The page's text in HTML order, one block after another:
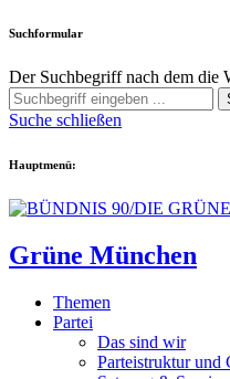
Suchformular
Der Suchbegriff nach dem die
Suche schließen
Hauptmenü:
Grüne München
Themen
Partei
Das sind wir
Parteistruktur und